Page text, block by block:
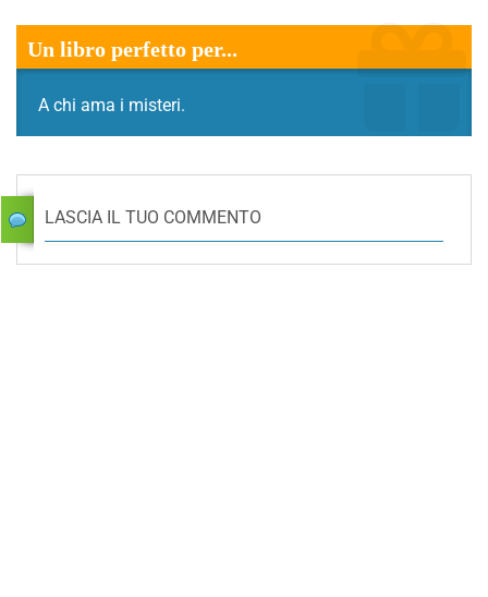
Un libro perfetto per...
A chi ama i misteri.
LASCIA IL TUO COMMENTO